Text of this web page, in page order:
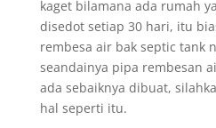
kaget bilamana ada rumah
disedot setiap 30 hari, itu
rembesa air bak septic tank
seandainya pipa rembesan
ada sebaiknya dibuat,
hal seperti itu.